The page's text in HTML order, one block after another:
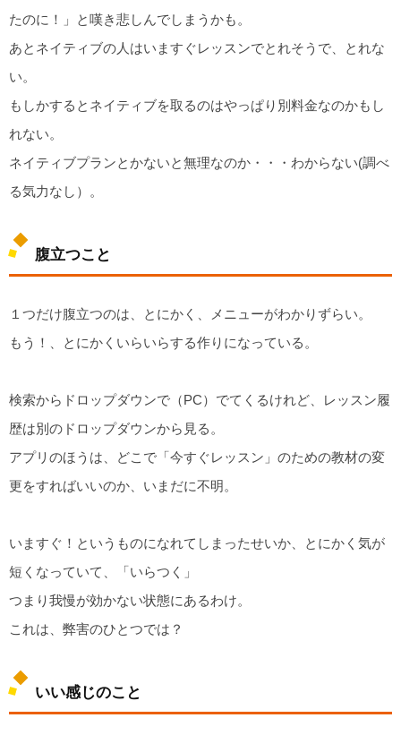
たのに！」と嘆き悲しんでしまうかも。
あとネイティブの人はいますぐレッスンでとれそうで、とれな
い。
もしかするとネイティブを取るのはやっぱり別料金なのかもし
れない。
ネイティブプランとかないと無理なのか・・・わからない(調べ
る気力なし）。
腹立つこと
１つだけ腹立つのは、とにかく、メニューがわかりずらい。
もう！、とにかくいらいらする作りになっている。
検索からドロップダウンで（PC）でてくるけれど、レッスン履
歴は別のドロップダウンから見る。
アプリのほうは、どこで「今すぐレッスン」のための教材の変
更をすればいいのか、いまだに不明。
いますぐ！というものになれてしまったせいか、とにかく気が
短くなっていて、「いらつく」
つまり我慢が効かない状態にあるわけ。
これは、弊害のひとつでは？
いい感じのこと